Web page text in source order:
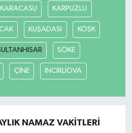
KARACASU KARPUZLU
KUŞADASI KÖŞK
SÖKE
ÇİNE İNCİRLİOVA
NAMAZ VAKITLERI